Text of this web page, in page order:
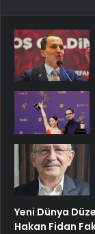
Yeni Dünya
Hakan Fidan